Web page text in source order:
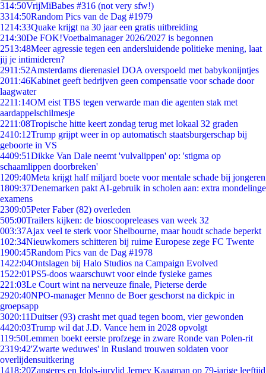
314:50VrijMiBabes #316 (not very sfw!)
3314:50Random Pics van de Dag #1979
1214:33Quake krijgt na 30 jaar een gratis uitbreiding
214:30De FOK!Voetbalmanager 2026/2027 is begonnen
2513:48Meer agressie tegen een andersluidende politieke mening, laat
jij je intimideren?
2911:52Amsterdams dierenasiel DOA overspoeld met babykonijntjes
2011:46Kabinet geeft bedrijven geen compensatie voor schade door
laagwater
2211:14OM eist TBS tegen verwarde man die agenten stak met
aardappelschilmesje
2211:08Tropische hitte keert zondag terug met lokaal 32 graden
2410:12Trump grijpt weer in op automatisch staatsburgerschap bij
geboorte in VS
4409:51Dikke Van Dale neemt 'vulvalippen' op: 'stigma op
schaamlippen doorbreken'
1209:40Meta krijgt half miljard boete voor mentale schade bij jongeren
1809:37Denemarken pakt AI-gebruik in scholen aan: extra mondelinge
examens
2309:05Peter Faber (82) overleden
505:00Trailers kijken: de bioscoopreleases van week 32
003:37Ajax veel te sterk voor Shelbourne, maar houdt schade beperkt
102:34Nieuwkomers schitteren bij ruime Europese zege FC Twente
1900:45Random Pics van de Dag #1978
1422:04Ontslagen bij Halo Studios na Campaign Evolved
1522:01PS5-doos waarschuwt voor einde fysieke games
221:03Le Court wint na nerveuze finale, Pieterse derde
2920:40NPO-manager Menno de Boer geschorst na dickpic in
groepsapp
3020:11Duitser (93) crasht met quad tegen boom, vier gewonden
4420:03Trump wil dat J.D. Vance hem in 2028 opvolgt
119:50Lemmen boekt eerste profzege in zware Ronde van Polen-rit
2319:42'Zwarte weduwes' in Rusland trouwen soldaten voor
overlijdensuitkering
1418:20Zangeres en Idols-jurylid Jerney Kaagman op 79-jarige leeftijd